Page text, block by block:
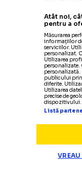
Atât noi,
pentru a
Măsurarea
informațiilor
serviciilor.
personalizat.
Utilizarea
personalizată.
publicului prin
diferite.
Utilizarea
precise de
dispozitivului.
Listă